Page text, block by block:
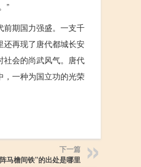
”
前期国力强盛。一支千
还再现了唐代都城长安
社会的尚武风气。唐代
，一种为国立功的光荣
下一篇
马檐间铁”的出处是哪里